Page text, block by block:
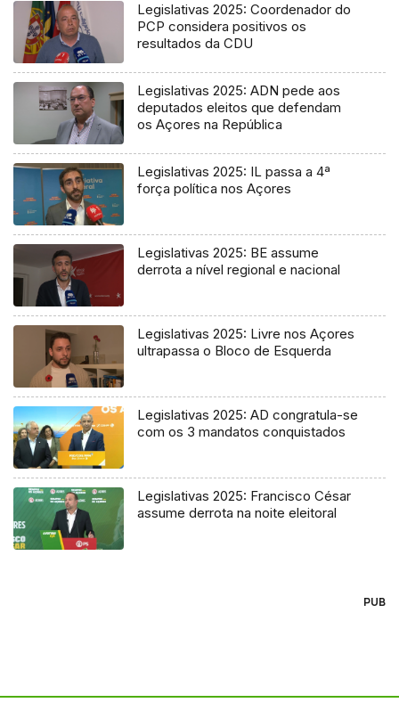
Legislativas 2025: Coordenador do
PCP considera positivos os
resultados da CDU
Legislativas 2025: ADN pede aos
deputados eleitos que defendam
os Açores na República
Legislativas 2025: IL passa a 4ª
força política nos Açores
Legislativas 2025: BE assume
derrota a nível regional e nacional
Legislativas 2025: Livre nos Açores
ultrapassa o Bloco de Esquerda
Legislativas 2025: AD congratula-se
com os 3 mandatos conquistados
Legislativas 2025: Francisco César
assume derrota na noite eleitoral
PUB